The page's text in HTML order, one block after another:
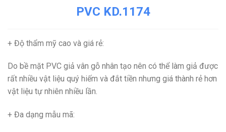
PVC KD.1174
+ Độ thẩm mỹ cao và giá rẻ:
Do bề mặt PVC giả vân gỗ nhân tạo nên có thể làm giả được
rất nhiều vật liệu quý hiếm và đắt tiền nhưng giá thành rẻ hơn
vật liệu tự nhiên nhiều lần.
+ Đa dạng mẫu mã: